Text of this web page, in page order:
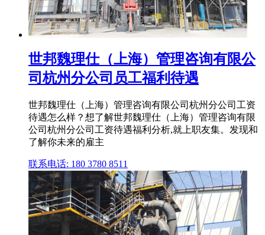
世邦魏理仕（上海）管理咨询有限公
司杭州分公司员工福利待遇
世邦魏理仕（上海）管理咨询有限公司杭州分公司工资
待遇怎么样？想了解世邦魏理仕（上海）管理咨询有限
公司杭州分公司工资待遇福利分析,就上职友集。发现和
了解你未来的雇主
联系电话: 180 3780 8511